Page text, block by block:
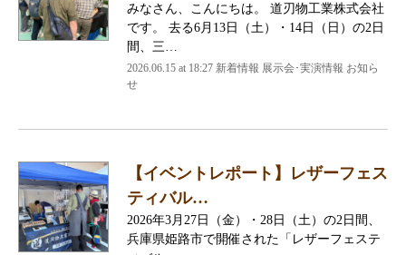
みなさん、こんにちは。 道刃物工業株式会社
です。 去る6月13日（土）・14日（日）の2日
間、三…
2026.06.15 at 18:27 新着情報 展示会･実演情報 お知ら
せ
【イベントレポート】レザーフェス
ティバル…
2026年3月27日（金）・28日（土）の2日間、
兵庫県姫路市で開催された「レザーフェステ